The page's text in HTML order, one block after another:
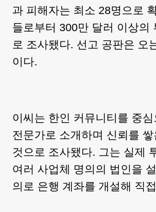
과 피해자는 최소 28명으로
들로부터 300만 달러 이상의
로 조사됐다. 선고 공판은 오
이다.
이씨는 한인 커뮤니티를 중
전문가로 소개하며 신뢰를
것으로 조사됐다. 그는 실제
여러 사업체 명의의 법인을
의로 은행 계좌를 개설해 직